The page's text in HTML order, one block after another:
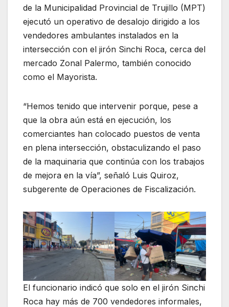
de la Municipalidad Provincial de Trujillo (MPT)
ejecutó un operativo de desalojo dirigido a los
vendedores ambulantes instalados en la
intersección con el jirón Sinchi Roca, cerca del
mercado Zonal Palermo, también conocido
como el Mayorista.
“Hemos tenido que intervenir porque, pese a
que la obra aún está en ejecución, los
comerciantes han colocado puestos de venta
en plena intersección, obstaculizando el paso
de la maquinaria que continúa con los trabajos
de mejora en la vía”, señaló Luis Quiroz,
subgerente de Operaciones de Fiscalización.
El funcionario indicó que solo en el jirón Sinchi
Roca hay más de 700 vendedores informales,